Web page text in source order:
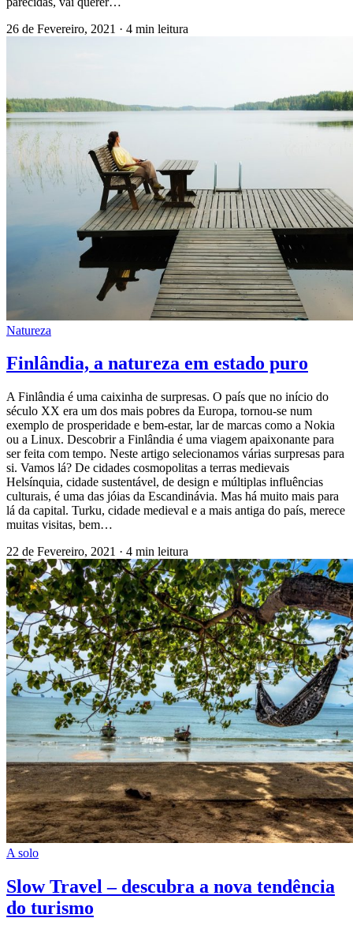
26 de Fevereiro, 2021 · 4 min leitura
Natureza
Finlândia, a natureza em estado puro
A Finlândia é uma caixinha de surpresas. O país que no início do
século XX era um dos mais pobres da Europa, tornou-se num
exemplo de prosperidade e bem-estar, lar de marcas como a Nokia
ou a Linux. Descobrir a Finlândia é uma viagem apaixonante para
ser feita com tempo. Neste artigo selecionamos várias surpresas para
si. Vamos lá? De cidades cosmopolitas a terras medievais
Helsínquia, cidade sustentável, de design e múltiplas influências
culturais, é uma das jóias da Escandinávia. Mas há muito mais para
lá da capital. Turku, cidade medieval e a mais antiga do país, merece
muitas visitas, bem…
22 de Fevereiro, 2021 · 4 min leitura
A solo
Slow Travel – descubra a nova tendência
do turismo